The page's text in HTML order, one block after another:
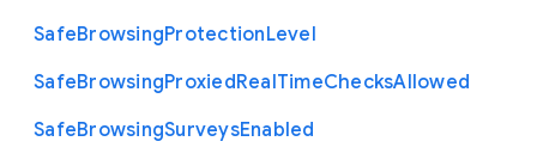
SafeBrowsingProtectionLevel
SafeBrowsingProxiedRealTimeChecksAllowed
SafeBrowsingSurveysEnabled